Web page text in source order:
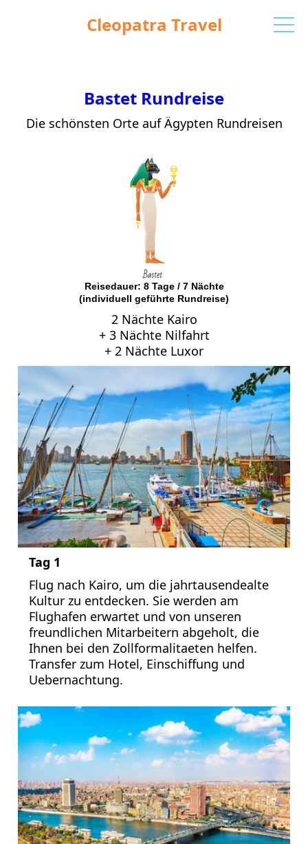
Cleopatra Travel
Bastet Rundreise
Die schönsten Orte auf Ägypten Rundreisen
Reisedauer: 8 Tage / 7 Nächte
(individuell geführte Rundreise)
2 Nächte Kairo
+ 3 Nächte Nilfahrt
+ 2 Nächte Luxor
Tag 1
Flug nach Kairo, um die jahrtausendealte
Kultur zu entdecken. Sie werden am
Flughafen erwartet und von unseren
freundlichen Mitarbeitern abgeholt, die
Ihnen bei den Zollformalitaeten helfen.
Transfer zum Hotel, Einschiffung und
Uebernachtung.